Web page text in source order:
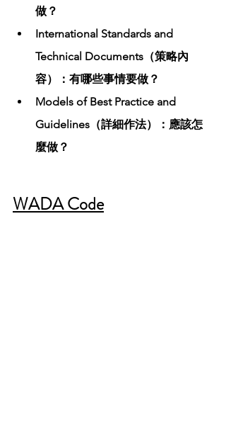
做？
International Standards and
Technical Documents（策略內
容）：有哪些事情要做？
Models of Best Practice and
Guidelines（詳細作法）：應該怎
麼做？
WADA Code